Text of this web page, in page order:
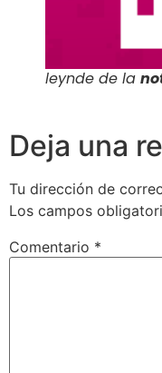
leynde de la
Deja una
Tu dirección de
Los campos
Comentario *